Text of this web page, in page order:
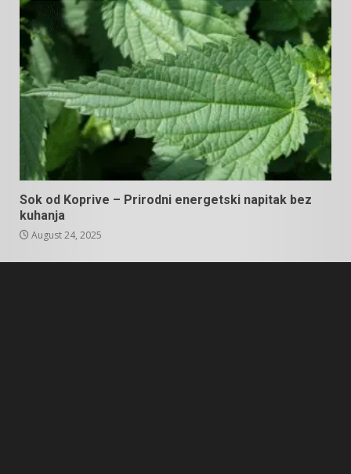
Sok od Koprive – Prirodni energetski napitak bez
kuhanja
August 24, 2025